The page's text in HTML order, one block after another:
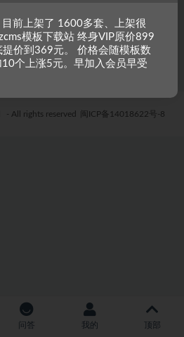
19.9
- All rights reserved 闽ICP备14018622号-8
问答 我的 顶部
前上架了 1600多套、上架很
模板下载站 终身VIP原价899
价到369元。 价格会随模板数
个上涨5元。早加入会员早受